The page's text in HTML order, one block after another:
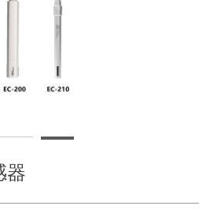
器